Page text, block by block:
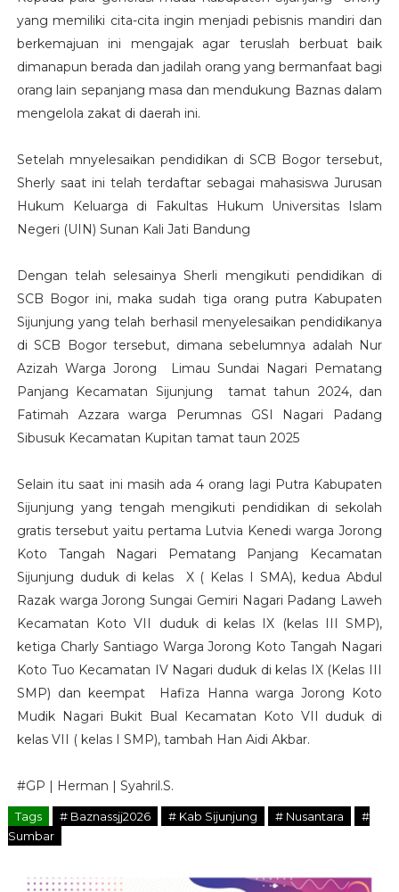
yang memiliki cita-cita ingin menjadi pebisnis mandiri dan
berkemajuan ini mengajak agar teruslah berbuat baik
dimanapun berada dan jadilah orang yang bermanfaat bagi
orang lain sepanjang masa dan mendukung Baznas dalam
mengelola zakat di daerah ini.
Setelah mnyelesaikan pendidikan di SCB Bogor tersebut,
Sherly saat ini telah terdaftar sebagai mahasiswa Jurusan
Hukum Keluarga di Fakultas Hukum Universitas Islam
Negeri (UIN) Sunan Kali Jati Bandung
Dengan telah selesainya Sherli mengikuti pendidikan di
SCB Bogor ini, maka sudah tiga orang putra Kabupaten
Sijunjung yang telah berhasil menyelesaikan pendidikanya
di SCB Bogor tersebut, dimana sebelumnya adalah Nur
Azizah Warga Jorong Limau Sundai Nagari Pematang
Panjang Kecamatan Sijunjung tamat tahun 2024, dan
Fatimah Azzara warga Perumnas GSI Nagari Padang
Sibusuk Kecamatan Kupitan tamat taun 2025
Selain itu saat ini masih ada 4 orang lagi Putra Kabupaten
Sijunjung yang tengah mengikuti pendidikan di sekolah
gratis tersebut yaitu pertama Lutvia Kenedi warga Jorong
Koto Tangah Nagari Pematang Panjang Kecamatan
Sijunjung duduk di kelas X ( Kelas I SMA), kedua Abdul
Razak warga Jorong Sungai Gemiri Nagari Padang Laweh
Kecamatan Koto VII duduk di kelas IX (kelas III SMP),
ketiga Charly Santiago Warga Jorong Koto Tangah Nagari
Koto Tuo Kecamatan IV Nagari duduk di kelas IX (Kelas III
SMP) dan keempat Hafiza Hanna warga Jorong Koto
Mudik Nagari Bukit Bual Kecamatan Koto VII duduk di
kelas VII ( kelas I SMP), tambah Han Aidi Akbar.
#GP | Herman | Syahril.S.
Tags # Baznassjj2026 # Kab Sijunjung # Nusantara
#
Sumbar